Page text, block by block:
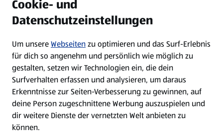
Newsletter
WhatsApp
Über ALDI SÜD
Filialen
Cookie- und
Datenschutzeinstellungen
Um unsereWebseitenzu optimieren und das Surf-Erlebnis
für dich so angenehm und persönlich wie möglich zu
gestalten, setzen wir Technologien ein, die dein
Surfverhalten erfassen und analysieren, um daraus
Erkenntnisse zur Seiten-Verbesserung zu gewinnen, auf
deine Person zugeschnittene Werbung auszuspielen und
dir weitere Dienste der vernetzten Welt anbieten zu
können.